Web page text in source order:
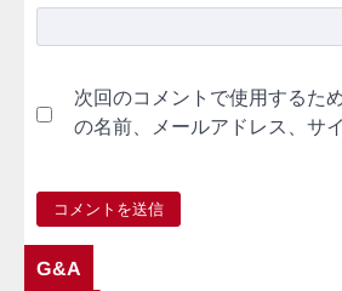
次回のコメントで使用するた
の名前、メールアドレス、サ
G&A